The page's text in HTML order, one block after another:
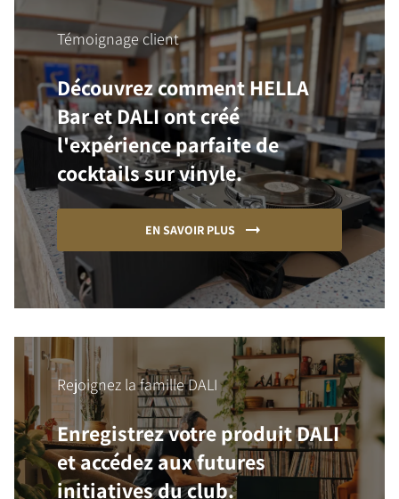
Témoignage client
Découvrez comment HELLA
Bar et DALI ont créé
l'expérience parfaite de
cocktails sur vinyle.
EN SAVOIR PLUS
Rejoignez la famille DALI
Enregistrez votre produit DALI
et accédez aux futures
initiatives du club.